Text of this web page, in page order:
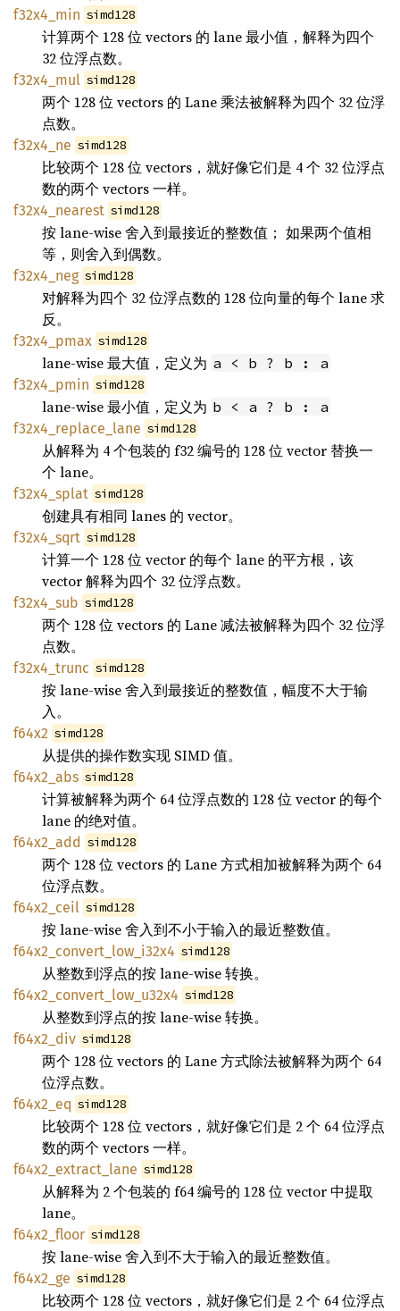
f32x4_min simd128
计算两个 128 位 vectors 的 lane 最小值，解释为四个
32 位浮点数。
f32x4_mul simd128
两个 128 位 vectors 的 Lane 乘法被解释为四个 32 位浮
点数。
f32x4_ne simd128
比较两个 128 位 vectors，就好像它们是 4 个 32 位浮点
数的两个 vectors 一样。
f32x4_nearest simd128
按 lane-wise 舍入到最接近的整数值； 如果两个值相
等，则舍入到偶数。
f32x4_neg simd128
对解释为四个 32 位浮点数的 128 位向量的每个 lane 求
反。
f32x4_pmax simd128
lane-wise 最大值，定义为 a < b ? b : a
f32x4_pmin simd128
lane-wise 最小值，定义为 b < a ? b : a
f32x4_replace_lane simd128
从解释为 4 个包装的 f32 编号的 128 位 vector 替换一
个 lane。
f32x4_splat simd128
创建具有相同 lanes 的 vector。
f32x4_sqrt simd128
计算一个 128 位 vector 的每个 lane 的平方根，该
vector 解释为四个 32 位浮点数。
f32x4_sub simd128
两个 128 位 vectors 的 Lane 减法被解释为四个 32 位浮
点数。
f32x4_trunc simd128
按 lane-wise 舍入到最接近的整数值，幅度不大于输
入。
f64x2 simd128
从提供的操作数实现 SIMD 值。
f64x2_abs simd128
计算被解释为两个 64 位浮点数的 128 位 vector 的每个
lane 的绝对值。
f64x2_add simd128
两个 128 位 vectors 的 Lane 方式相加被解释为两个 64
位浮点数。
f64x2_ceil simd128
按 lane-wise 舍入到不小于输入的最近整数值。
f64x2_convert_low_i32x4 simd128
从整数到浮点的按 lane-wise 转换。
f64x2_convert_low_u32x4 simd128
从整数到浮点的按 lane-wise 转换。
f64x2_div simd128
两个 128 位 vectors 的 Lane 方式除法被解释为两个 64
位浮点数。
f64x2_eq simd128
比较两个 128 位 vectors，就好像它们是 2 个 64 位浮点
数的两个 vectors 一样。
f64x2_extract_lane simd128
从解释为 2 个包装的 f64 编号的 128 位 vector 中提取
lane。
f64x2_floor simd128
按 lane-wise 舍入到不大于输入的最近整数值。
f64x2_ge simd128
比较两个 128 位 vectors，就好像它们是 2 个 64 位浮点